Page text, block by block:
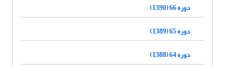
دوره 66 (1390)
دوره 65 (1389)
دوره 64 (1388)